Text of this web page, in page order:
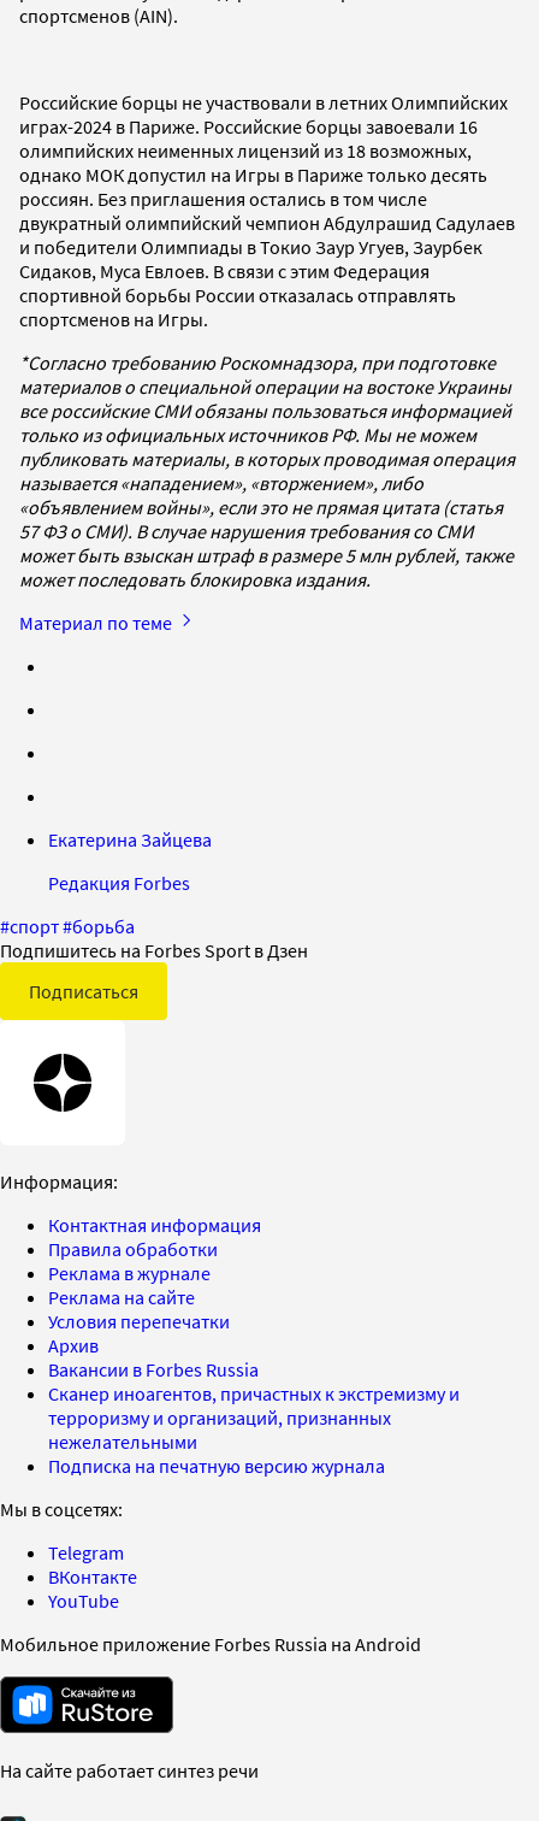
спортсменов (AIN).
Российские борцы не участвовали в летних Олимпийских
играх-2024 в Париже. Российские борцы завоевали 16
олимпийских неименных лицензий из 18 возможных,
однако МОК допустил на Игры в Париже только десять
россиян. Без приглашения остались в том числе
двукратный олимпийский чемпион Абдулрашид Садулаев
и победители Олимпиады в Токио Заур Угуев, Заурбек
Сидаков, Муса Евлоев. В связи с этим Федерация
спортивной борьбы России отказалась отправлять
спортсменов на Игры.
*Согласно требованию Роскомнадзора, при подготовке
материалов о специальной операции на востоке Украины
все российские СМИ обязаны пользоваться информацией
только из официальных источников РФ. Мы не можем
публиковать материалы, в которых проводимая операция
называется «нападением», «вторжением», либо
«объявлением войны», если это не прямая цитата (статья
57 ФЗ о СМИ). В случае нарушения требования со СМИ
может быть взыскан штраф в размере 5 млн рублей, также
может последовать блокировка издания.
Материал по теме
Екатерина Зайцева
Редакция Forbes
#спорт#борьба
Подпишитесь на Forbes Sport в Дзен
Подписаться
Информация:
Контактная информация
Правила обработки
Реклама в журнале
Реклама на сайте
Условия перепечатки
Архив
Вакансии в Forbes Russia
Сканер иноагентов, причастных к экстремизму и
терроризму и организаций, признанных
нежелательными
Подписка на печатную версию журнала
Мы в соцсетях:
Telegram
ВКонтакте
YouTube
Мобильное приложение Forbes Russia на Android
На сайте работает синтез речи